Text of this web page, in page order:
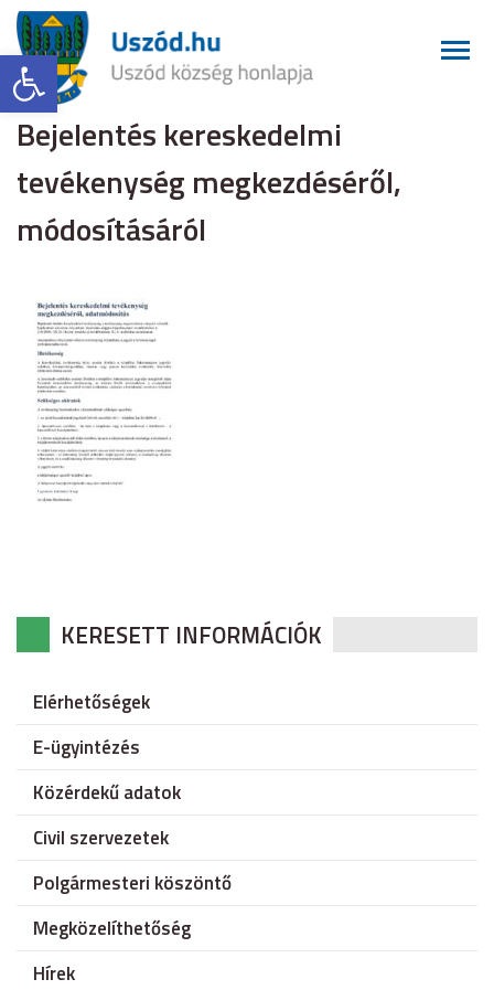
Eszköztár megnyitása
Bejelentés kereskedelmi
tevékenység megkezdéséről,
módosításáról
KERESETT INFORMÁCIÓK
Elérhetőségek
E-ügyintézés
Közérdekű adatok
Civil szervezetek
Polgármesteri köszöntő
Megközelíthetőség
Hírek